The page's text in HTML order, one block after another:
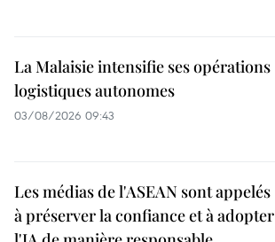
La Malaisie intensifie ses opérations
logistiques autonomes
03/08/2026 09:43
Les médias de l'ASEAN sont appelés
à préserver la confiance et à adopter